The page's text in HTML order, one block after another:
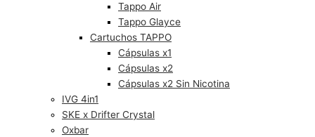
Tappo Air
Tappo Glayce
Cartuchos TAPPO
Cápsulas x1
Cápsulas x2
Cápsulas x2 Sin Nicotina
IVG 4in1
SKE x Drifter Crystal
Oxbar